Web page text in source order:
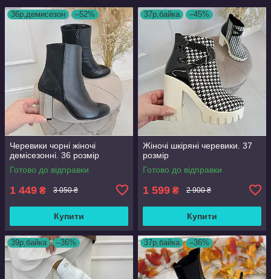
36р,демисезон –52%
Черевики чорні жіночі
демісезонні. 36 розмір
Готово до відправки
1 449 ₴ 3 050 ₴
Купити
37р,байка –45%
Жіночі шкіряні черевики. 37
розмір
Готово до відправки
1 599 ₴ 2 900 ₴
Купити
39р,байка –36% 37р,байка –36%